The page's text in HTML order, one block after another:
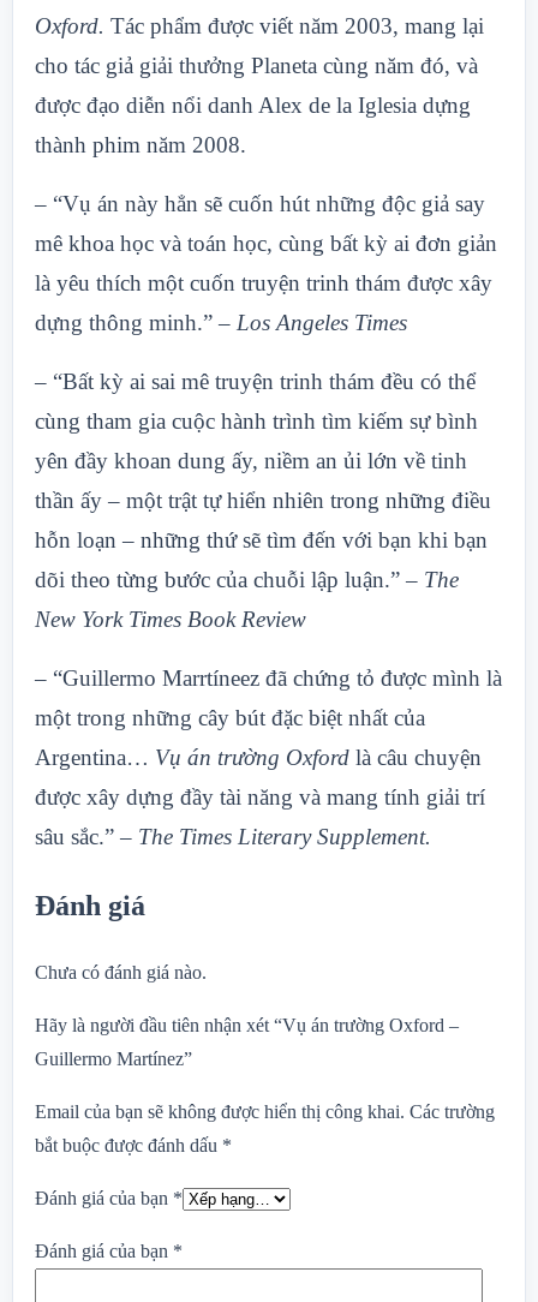
Oxford. Tác phẩm được viết năm 2003, mang lại
cho tác giả giải thưởng Planeta cùng năm đó, và
được đạo diễn nổi danh Alex de la Iglesia dựng
thành phim năm 2008.
– “Vụ án này hẳn sẽ cuốn hút những độc giả say
mê khoa học và toán học, cùng bất kỳ ai đơn giản
là yêu thích một cuốn truyện trinh thám được xây
dựng thông minh.”– Los Angeles Times
– “Bất kỳ ai sai mê truyện trinh thám đều có thể
cùng tham gia cuộc hành trình tìm kiếm sự bình
yên đầy khoan dung ấy, niềm an ủi lớn về tinh
thần ấy – một trật tự hiển nhiên trong những điều
hỗn loạn – những thứ sẽ tìm đến với bạn khi bạn
dõi theo từng bước của chuỗi lập luận.”– The
New York Times Book Review
– “Guillermo Marrtíneez đã chứng tỏ được mình là
một trong những cây bút đặc biệt nhất của
Argentina… Vụ án trường Oxford là câu chuyện
được xây dựng đầy tài năng và mang tính giải trí
sâu sắc.”– The Times Literary Supplement.
Đánh giá
Chưa có đánh giá nào.
Hãy là người đầu tiên nhận xét “Vụ án trường Oxford –
Guillermo Martínez”
Email của bạn sẽ không được hiển thị công khai. Các trường
bắt buộc được đánh dấu *
Đánh giá của bạn *
Đánh giá của bạn *